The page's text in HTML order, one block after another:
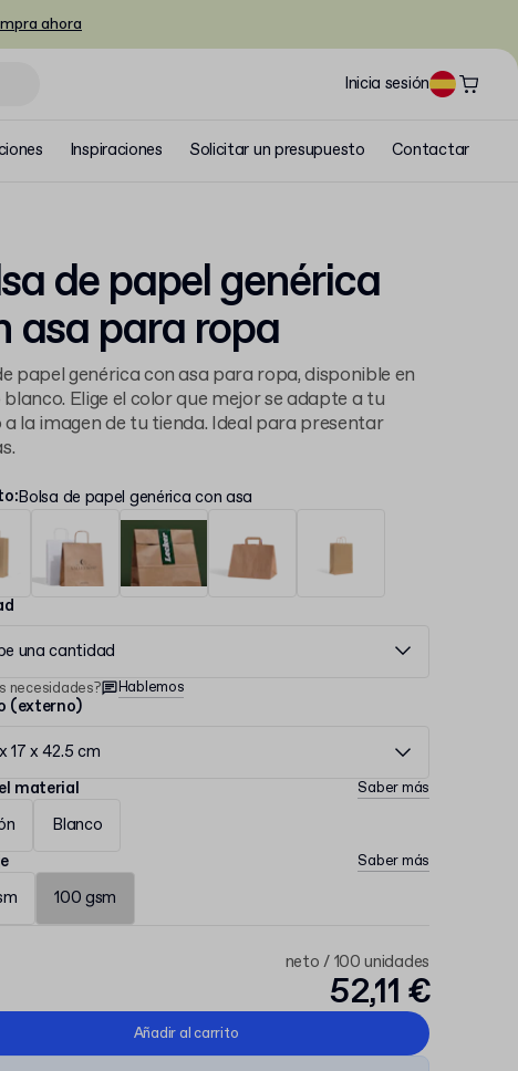
ahora
Inicia sesión
Inspiraciones Solicitar un presupuesto Contactar
de papel genérica
asa para ropa
papel genérica con asa para ropa, disponible en
Elige el color que mejor se adapte a tu
a la imagen de tu tienda. Ideal para presentar
:Bolsa de papel genérica con asa
una cantidad
necesidades? Hablemos
(externo)
17 x 42.5 cm
material
Saber más
Blanco
Saber más
100 gsm
neto / 100 unidades
52,11 €
Añadir al carrito